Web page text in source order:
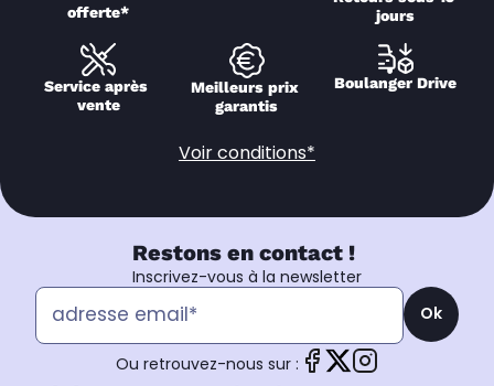
offerte*
jours
Service après
vente
Meilleurs prix
garantis
Boulanger Drive
Voir conditions*
Restons en contact !
Inscrivez-vous à la newsletter
Ok
Ou retrouvez-nous sur :